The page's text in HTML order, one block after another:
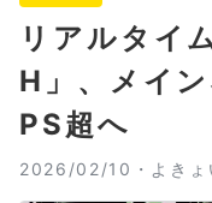
リアルタイ
H」、メイ
PS超へ
2026/02/10・ よきょ